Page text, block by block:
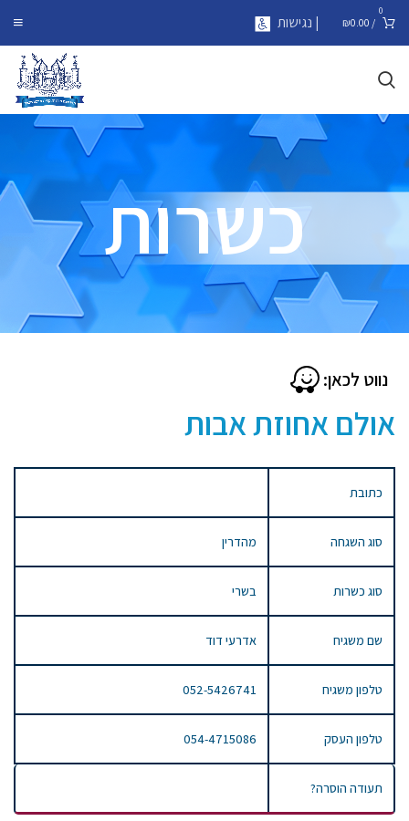
0
/
₪0.00 | נגישות
כשרות
נווט לכאן:
אולם אחוזת אבות
כתובת
סוג השגחה מהדרין
סוג כשרות בשרי
שם משגיח אדרעי דוד
טלפון משגיח 052-5426741
טלפון העסק 054-4715086
תעודה הוסרה?